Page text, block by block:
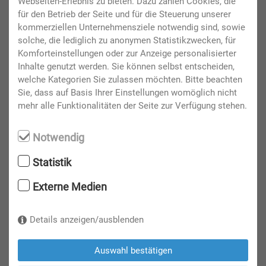
Besondere Wünsche
Sicherheitscode*
DSGVO, AGB, Preise und Messeordnung*
für den Betrieb der Seite und für die Steuerung unserer
kommerziellen Unternehmensziele notwendig sind, sowie
solche, die lediglich zu anonymen Statistikzwecken, für
Komforteinstellungen oder zur Anzeige personalisierter
Inhalte genutzt werden. Sie können selbst entscheiden,
welche Kategorien Sie zulassen möchten. Bitte beachten
Sie, dass auf Basis Ihrer Einstellungen womöglich nicht
mehr alle Funktionalitäten der Seite zur Verfügung stehen.
Notwendig
Statistik
Externe Medien
Details anzeigen/ausblenden
Auswahl bestätigen